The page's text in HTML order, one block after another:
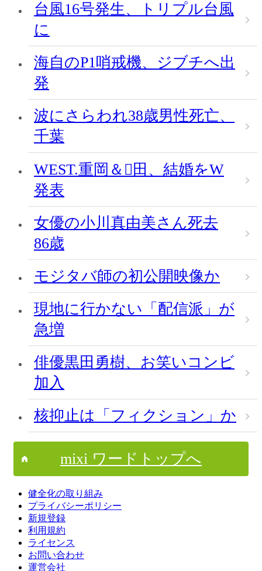
台風16号発生、トリプル台風
に
海自のP1哨戒機、ジブチへ出
発
波にさらわれ38歳男性死亡、
千葉
WEST.重岡＆田、結婚をW
発表
女優の小川真由美さん死去
86歳
モジタバ師の初公開映像か
現地に行かない「配信派」が
急増
俳優黒田勇樹、お笑いコンビ
加入
核抑止は「フィクション」か
mixi ワードトップへ
健全化の取り組み
プライバシーポリシー
新規登録
利用規約
ライセンス
お問い合わせ
運営会社